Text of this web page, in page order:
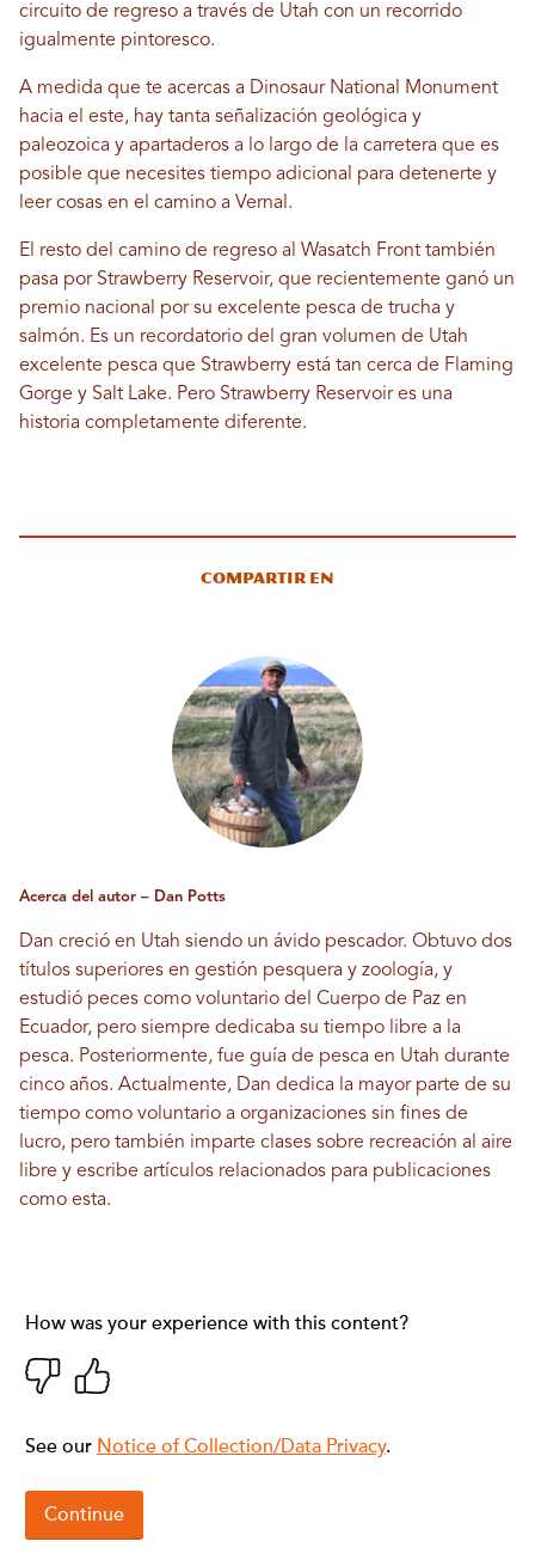
circuito de regreso a través de Utah con un recorrido
igualmente pintoresco.
A medida que te acercas a Dinosaur National Monument
hacia el este, hay tanta señalización geológica y
paleozoica y apartaderos a lo largo de la carretera que es
posible que necesites tiempo adicional para detenerte y
leer cosas en el camino a Vernal.
El resto del camino de regreso al Wasatch Front también
pasa por Strawberry Reservoir, que recientemente ganó un
premio nacional por su excelente pesca de trucha y
salmón. Es un recordatorio del gran volumen de Utah
excelente pesca que Strawberry está tan cerca de Flaming
Gorge y Salt Lake. Pero Strawberry Reservoir es una
historia completamente diferente.
Compartir en
Acerca del autor – Dan Potts
Dan creció en Utah siendo un ávido pescador. Obtuvo dos
títulos superiores en gestión pesquera y zoología, y
estudió peces como voluntario del Cuerpo de Paz en
Ecuador, pero siempre dedicaba su tiempo libre a la
pesca. Posteriormente, fue guía de pesca en Utah durante
cinco años. Actualmente, Dan dedica la mayor parte de su
tiempo como voluntario a organizaciones sin fines de
lucro, pero también imparte clases sobre recreación al aire
libre y escribe artículos relacionados para publicaciones
como esta.